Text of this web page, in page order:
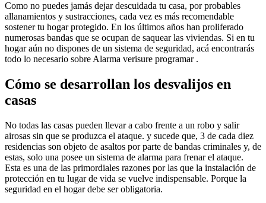
Como no puedes jamás dejar descuidada tu casa, por probables
allanamientos y sustracciones, cada vez es más recomendable
sostener tu hogar protegido. En los últimos años han proliferado
numerosas bandas que se ocupan de saquear las viviendas. Si en tu
hogar aún no dispones de un sistema de seguridad, acá encontrarás
todo lo necesario sobre Alarma verisure programar .
Cómo se desarrollan los desvalijos en
casas
No todas las casas pueden llevar a cabo frente a un robo y salir
airosas sin que se produzca el ataque. y sucede que, 3 de cada diez
residencias son objeto de asaltos por parte de bandas criminales y, de
estas, solo una posee un sistema de alarma para frenar el ataque.
Esta es una de las primordiales razones por las que la instalación de
protección en tu lugar de vida se vuelve indispensable. Porque la
seguridad en el hogar debe ser obligatoria.